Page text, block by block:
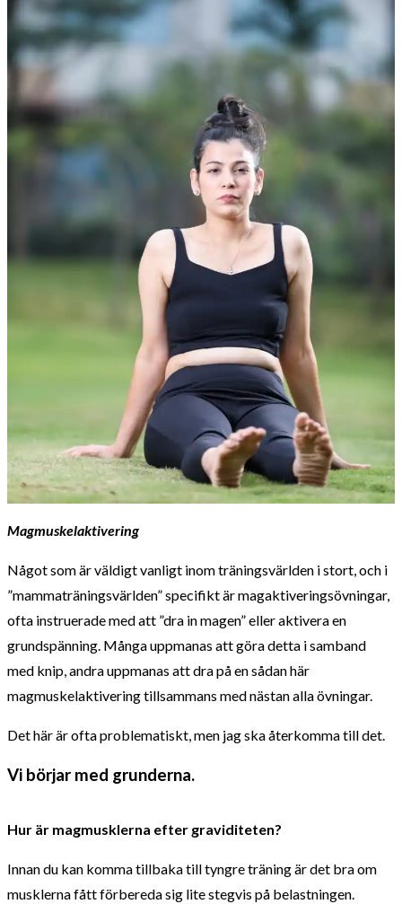
Magmuskelaktivering
Något som är väldigt vanligt inom träningsvärlden i stort, och i
”mammaträningsvärlden” specifikt är magaktiveringsövningar,
ofta instruerade med att ”dra in magen” eller aktivera en
grundspänning. Många uppmanas att göra detta i samband
med knip, andra uppmanas att dra på en sådan här
magmuskelaktivering tillsammans med nästan alla övningar.
Det här är ofta problematiskt, men jag ska återkomma till det.
Vi börjar med grunderna.
Hur är magmusklerna efter graviditeten?
Innan du kan komma tillbaka till tyngre träning är det bra om
musklerna fått förbereda sig lite stegvis på belastningen.